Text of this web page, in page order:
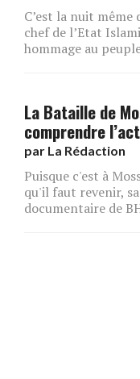
C’est la nuit
chef de l’Etat
hommage au
La Bataille de
comprendre
par La Rédaction
Puisque c'est à
qu'il faut revenir,
documentaire de